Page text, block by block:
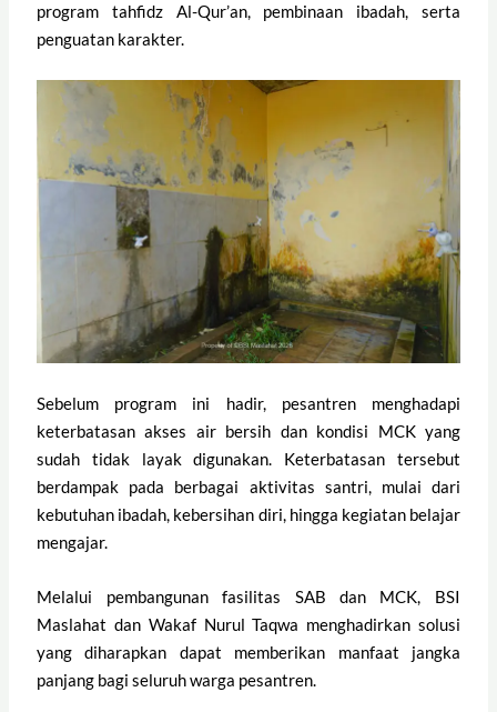
program tahfidz Al-Qur’an, pembinaan ibadah, serta
penguatan karakter.
Sebelum program ini hadir, pesantren menghadapi
keterbatasan akses air bersih dan kondisi MCK yang
sudah tidak layak digunakan. Keterbatasan tersebut
berdampak pada berbagai aktivitas santri, mulai dari
kebutuhan ibadah, kebersihan diri, hingga kegiatan belajar
mengajar.
Melalui pembangunan fasilitas SAB dan MCK, BSI
Maslahat dan Wakaf Nurul Taqwa menghadirkan solusi
yang diharapkan dapat memberikan manfaat jangka
panjang bagi seluruh warga pesantren.